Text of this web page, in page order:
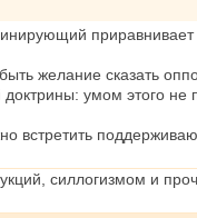
приравнивает
желание сказать
умом этого не
встретить
силлогизмом и